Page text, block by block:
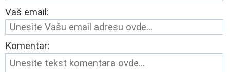
Vaš email:
Komentar: